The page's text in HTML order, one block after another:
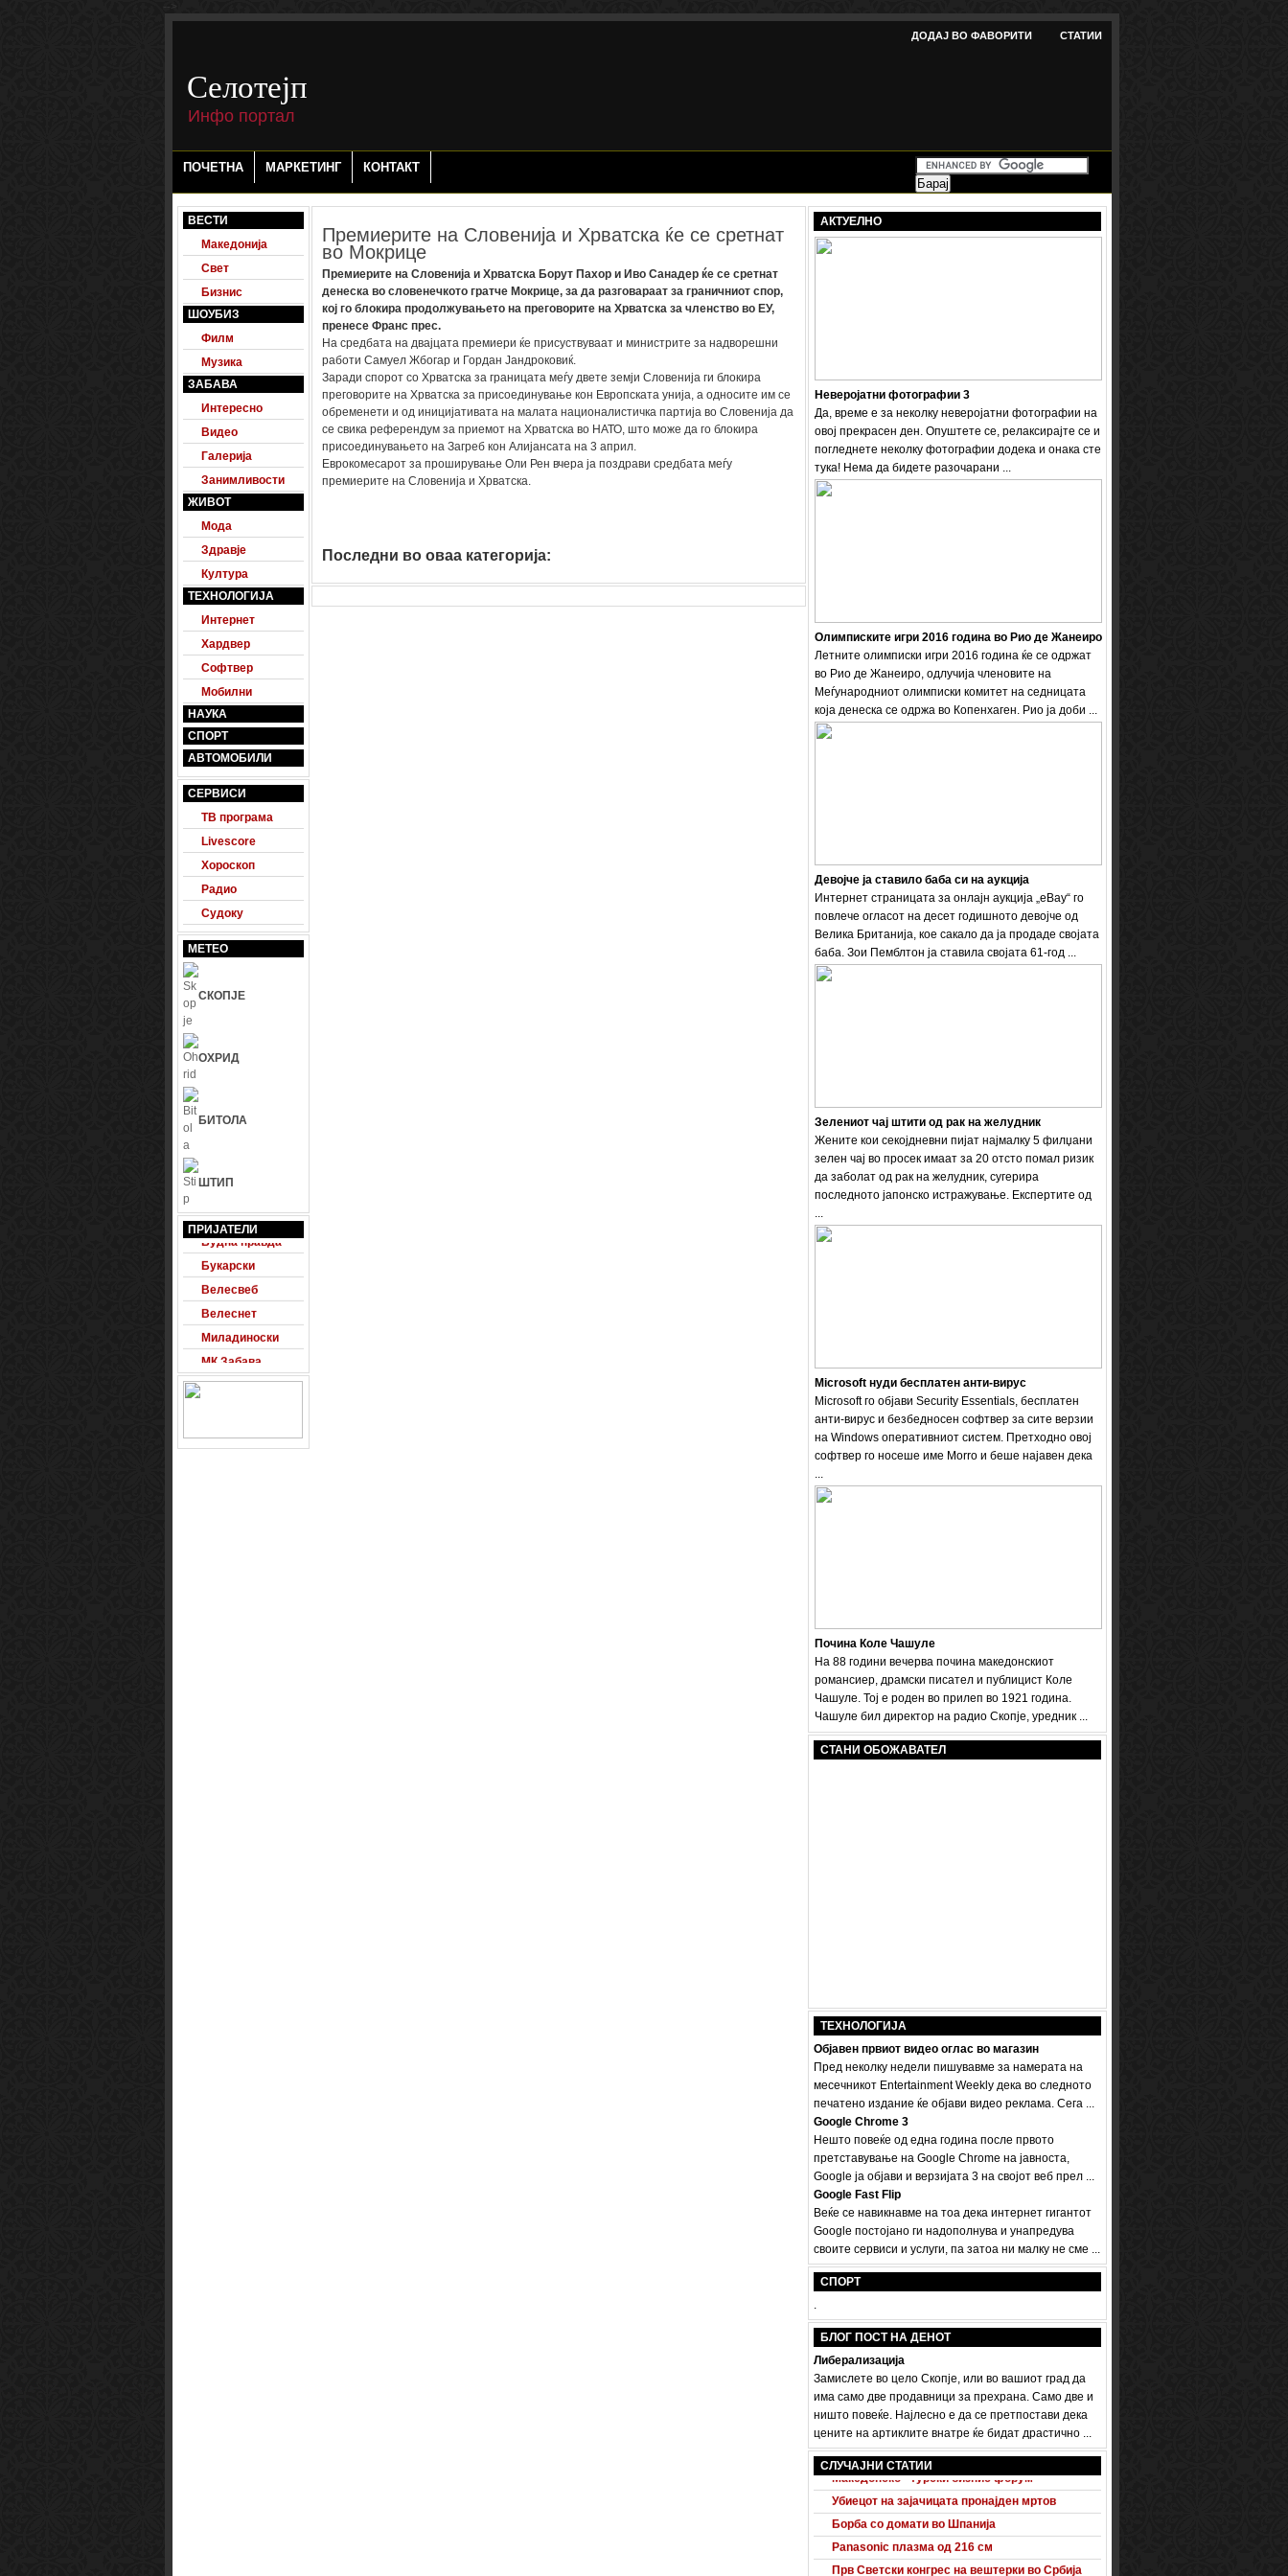
-->
ДОДАЈ ВО ФАВОРИТИ СТАТИИ
Селотејп
Инфо портал
ПОЧЕТНА МАРКЕТИНГ КОНТАКТ
ВЕСТИ
Македонија
Свет
Бизнис
ШОУБИЗ
Филм
Музика
ЗАБАВА
Интересно
Видео
Галерија
Занимливости
ЖИВОТ
Мода
Здравје
Култура
ТЕХНОЛОГИЈА
Интернет
Хардвер
Софтвер
Мобилни
НАУКА
СПОРТ
АВТОМОБИЛИ
СЕРВИСИ
ТВ програма
Livescore
Хороскоп
Радио
Судоку
МЕТЕО
СКОПЈЕ
ОХРИД
БИТОЛА
ШТИП
ПРИЈАТЕЛИ
24 Фудбал
Будна правда
Букарски
Велесвеб
Велеснет
Миладиноски
МК Забава
Оксиморон
Развигор
Премиерите на Словенија и Хрватска ќе се сретнат
во Мокрице
Премиерите на Словенија и Хрватска Борут Пахор и Иво Санадер ќе се сретнат
денеска во словенечкото гратче Мокрице, за да разговараат за граничниот спор,
кој го блокира продолжувањето на преговорите на Хрватска за членство во ЕУ,
пренесе Франс прес.
На средбата на двајцата премиери ќе присуствуваат и министрите за надворешни
работи Самуел Жбогар и Гордан Јандроковиќ.
Заради спорот со Хрватска за границата меѓу двете земји Словенија ги блокира
преговорите на Хрватска за присоединување кон Европската унија, а односите им се
обременети и од иницијативата на малата националистичка партија во Словенија да
се свика референдум за приемот на Хрватска во НАТО, што може да го блокира
присоединувањето на Загреб кон Алијансата на 3 април.
Еврокомесарот за проширување Оли Рен вчера ја поздрави средбата меѓу
премиерите на Словенија и Хрватска.
Последни во оваа категорија:
АКТУЕЛНО
Неверојатни фотографии 3
Да, време е за неколку неверојатни фотографии на
овој прекрасен ден. Опуштете се, релаксирајте се и
погледнете неколку фотографии додека и онака сте
тука! Нема да бидете разочарани ...
Олимписките игри 2016 година во Рио де Жанеиро
Летните олимписки игри 2016 година ќе се одржат
во Рио де Жанеиро, одлучија членовите на
Меѓународниот олимписки комитет на седницата
која денеска се одржа во Копенхаген. Рио ја доби ...
Девојче ја ставило баба си на аукција
Интернет страницата за онлајн аукција „eBay“ го
повлече огласот на десет годишното девојче од
Велика Британија, кое сакало да ја продаде својата
баба. Зои Пемблтон ја ставила својата 61-год ...
Зелениот чај штити од рак на желудник
Жените кои секојдневни пијат најмалку 5 филџани
зелен чај во просек имаат за 20 отсто помал ризик
да заболат од рак на желудник, сугерира
последното јапонско истражување. Експертите од
...
Microsoft нуди бесплатен анти-вирус
Microsoft го објави Security Essentials, бесплатен
анти-вирус и безбедносен софтвер за сите верзии
на Windows оперативниот систем. Претходно овој
софтвер го носеше име Мorro и беше најавен дека
...
Почина Коле Чашуле
На 88 години вечерва почина македонскиот
романсиер, драмски писател и публицист Коле
Чашуле. Тој е роден во прилеп во 1921 година.
Чашуле бил директор на радио Скопје, уредник ...
СТАНИ ОБОЖАВАТЕЛ
ТЕХНОЛОГИЈА
Објавен првиот видео оглас во магазин
Пред неколку недели пишувавме за намерата на
месечникот Entertainment Weekly дека во следното
печатено издание ќе објави видео реклама. Сега ...
Google Chrome 3
Нешто повеќе од една година после првото
претставување на Google Chrome на јавноста,
Google ја објави и верзијата 3 на својот веб прел ...
Google Fast Flip
Веќе се навикнавме на тоа дека интернет гигантот
Google постојано ги надополнува и унапредува
своите сервиси и услуги, па затоа ни малку не сме ...
СПОРТ
.
БЛОГ ПОСТ НА ДЕНОТ
Либерализација
Замислете во цело Скопје, или во вашиот град да
има само две продавници за прехрана. Само две и
ништо повеќе. Најлесно е да се претпостави дека
цените на артиклите внатре ќе бидат драстично ...
СЛУЧАЈНИ СТАТИИ
Audi A5 Sportback потполно разоткриен
Македонско - турски бизнис форум
Убиецот на зајачицата пронајден мртов
Борба со домати во Шпанија
Panasonic плазма од 216 см
Прв Светски конгрес на вештерки во Србија